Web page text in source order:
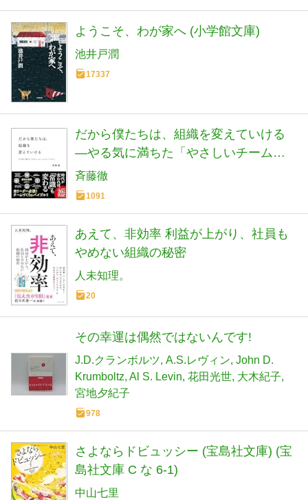
ようこそ、わが家へ (小学館文庫)
池井戸潤
17337
だから僕たちは、組織を変えていける
—やる気に満ちた「やさしいチーム」
のつくりかた【ビジネス書グランプリ
2023「マネジメント部門賞」受賞! 】
斉藤徹
1091
あえて、非効率 利益が上がり、社員も
やめない組織の秘密
人未知理。
20
その幸運は偶然ではないんです!
J.D.クランボルツ A.S.レヴィン John D.
Krumboltz Al S. Levin 花田光世 大木紀子
宮地夕紀子
978
さよならドビュッシー (宝島社文庫) (宝
島社文庫 C な 6-1)
中山七里